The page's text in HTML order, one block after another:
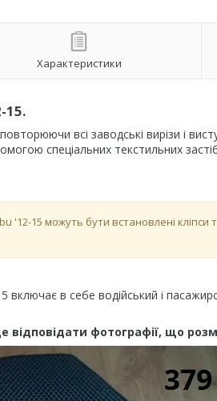
Характеристики
15.
всі заводські вирізи і
спеціальних текстильних
'12-15 можуть бути встановлені кліпси
включає в себе водійський і
відповідати фотографії, що